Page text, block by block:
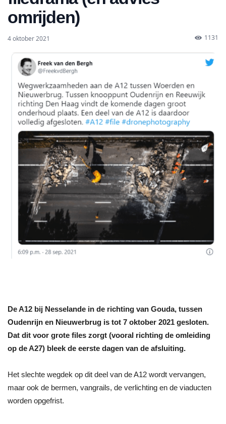
omrijden)
4 oktober 2021 1131
De A12 bij Nesselande in de richting van Gouda, tussen
Oudenrijn en Nieuwerbrug is tot 7 oktober 2021 gesloten.
Dat dit voor grote files zorgt (vooral richting de omleiding
op de A27) bleek de eerste dagen van de afsluiting.
Het slechte wegdek op dit deel van de A12 wordt vervangen,
maar ook de bermen, vangrails, de verlichting en de viaducten
worden opgefrist.